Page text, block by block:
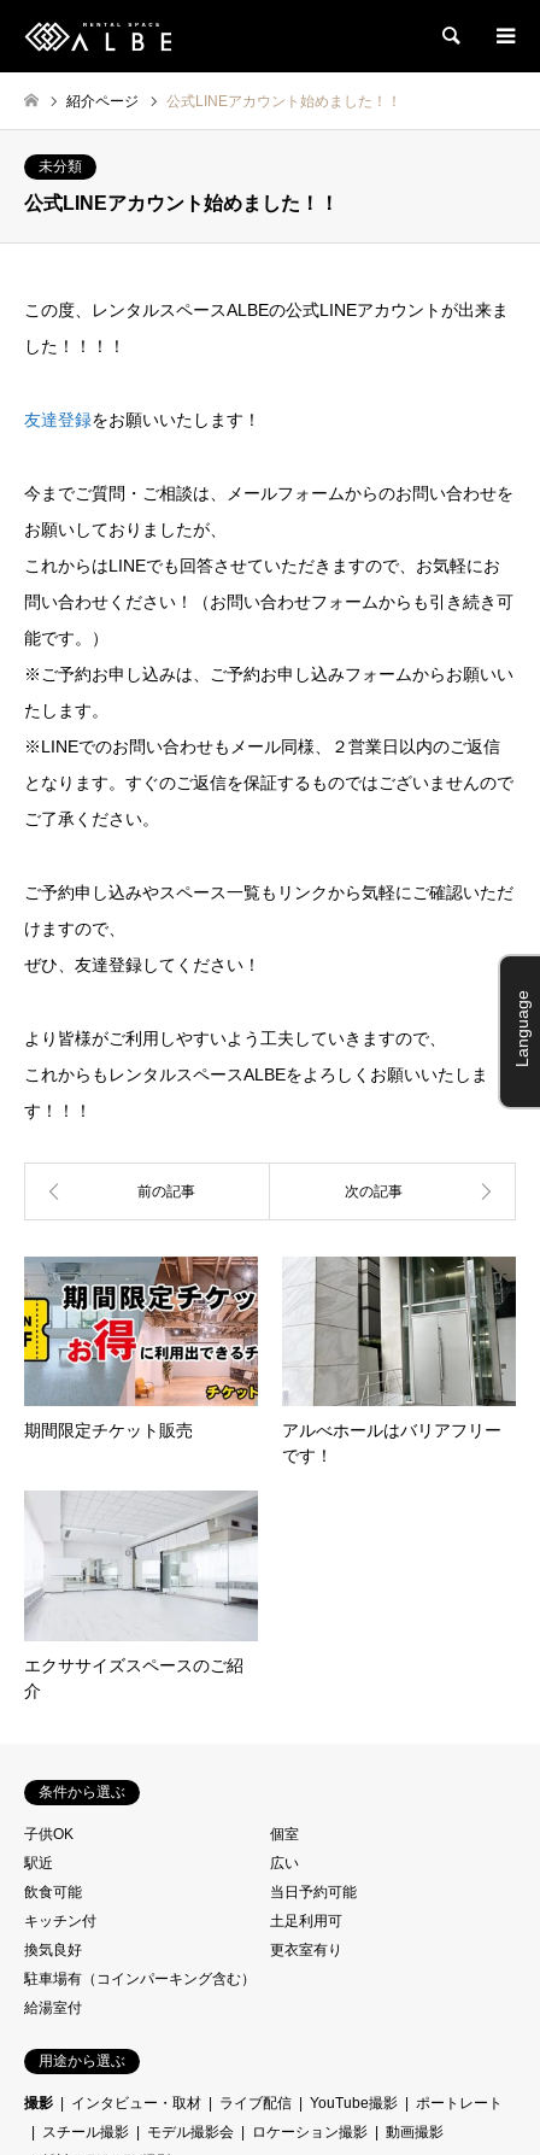
検索
紹介ページ 公式LINEアカウント始めました！！
未分類
公式LINEアカウント始めました！！
この度、レンタルスペースALBEの公式LINEアカウントが出来ま
した！！！！
友達登録をお願いいたします！
今までご質問・ご相談は、メールフォームからのお問い合わせを
お願いしておりましたが、
これからはLINEでも回答させていただきますので、お気軽にお
問い合わせください！（お問い合わせフォームからも引き続き可
能です。）
※ご予約お申し込みは、ご予約お申し込みフォームからお願いい
たします。
※LINEでのお問い合わせもメール同様、２営業日以内のご返信
となります。すぐのご返信を保証するものではございませんので
ご了承ください。
ご予約申し込みやスペース一覧もリンクから気軽にご確認いただ
けますので、
ぜひ、友達登録してください！
より皆様がご利用しやすいよう工夫していきますので、
これからもレンタルスペースALBEをよろしくお願いいたしま
す！！！
期間限定チケット販売
アルべホールはバリアフリー
です！
エクササイズスペースのご紹
介
条件から選ぶ
子供OK
個室
駅近
広い
飲食可能
当日予約可能
キッチン付
土足利用可
換気良好
更衣室有り
駐車場有（コインパーキング含む）
給湯室付
用途から選ぶ
撮影 インタビュー・取材 ライブ配信 YouTube撮影
ポートレート
スチール撮影
モデル撮影会 ロケーション撮影
動画撮影
Language